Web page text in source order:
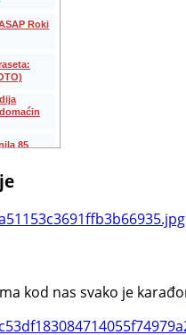
kod nas svako je